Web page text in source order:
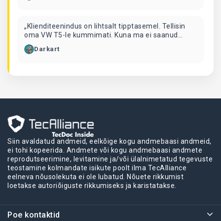
„Klienditeenindus on lihtsalt tipptasemel. Tellisin
oma VW T5-le kummimati. Kuna ma ei saanud
sellele isiklikult järele tulla, tellisin selle
pakiautomaadist. Nad helistasid mulle ja ütlesid, et
Darkart
Siin avaldatud andmeid, eelkõige kogu andmebaasi andmeid,
ei tohi kopeerida. Andmete või kogu andmebaasi andmete
reprodutseerimine, levitamine ja/või ülalnimetatud tegevuste
teostamine kolmandate isikute poolt ilma TecAlliance
eelneva nõusolekuta ei ole lubatud. Nõuete rikkumist
loetakse autoriõiguste rikkumiseks ja karistatakse.
Poe kontaktid